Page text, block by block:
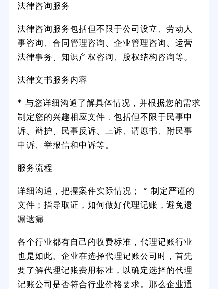
法律咨询服务
法律咨询服务包括但不限于公司设立、劳动人
事咨询、合同管理咨询、企业管理咨询、运营
法律事务、知识产权咨询、股权结构咨询等。
法律文书服务内容
* 与您详细沟通了解具体情况，并根据您的需求
制定您的兴趣相应文件，包括但不限于民事申
诉、辩护、民事反诉、上诉、请愿书、附民事
申诉、举报信和申诉等。
服务流程
详细沟通，把握案件实际情况； * 制定严谨的
文件；指导取证，如何做好代理记账，避免遗
漏遗漏
各个行业都有自己的收费标准，代理记账行业
也是如此。企业在选择代理记账公司时，首先
要了解代理记账费用标准，以确定选择的代理
记账公司是否符合行业价格要求。那么企业通